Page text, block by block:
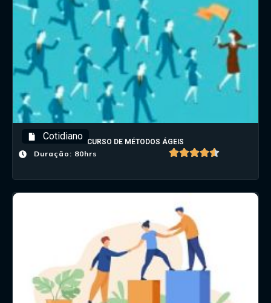
Cotidiano CURSO DE MÉTODOS ÁGEIS
Duração: 80hrs